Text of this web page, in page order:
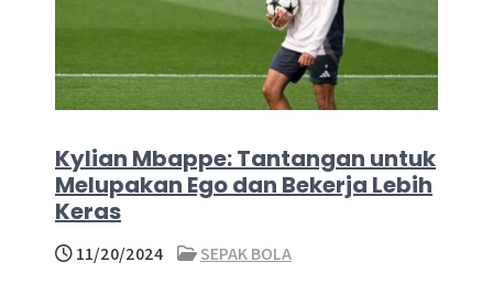
Kylian Mbappe: Tantangan untuk
Melupakan Ego dan Bekerja Lebih
Keras
11/20/2024
SEPAK BOLA